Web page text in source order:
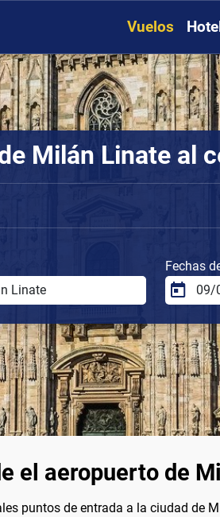
Vuelos
Milán Linate al
Fechas
el aeropuerto de
puntos de entrada a la ciudad de